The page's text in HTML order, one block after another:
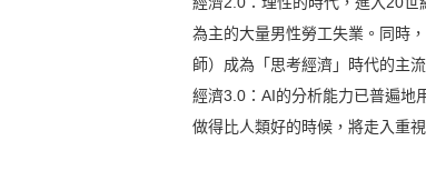
為主的大量男性勞工失業。同時
師）成為「思考經濟」時代的主流
經濟3.0：AI的分析能力已普遍地
做得比人類好的時候，將走入重